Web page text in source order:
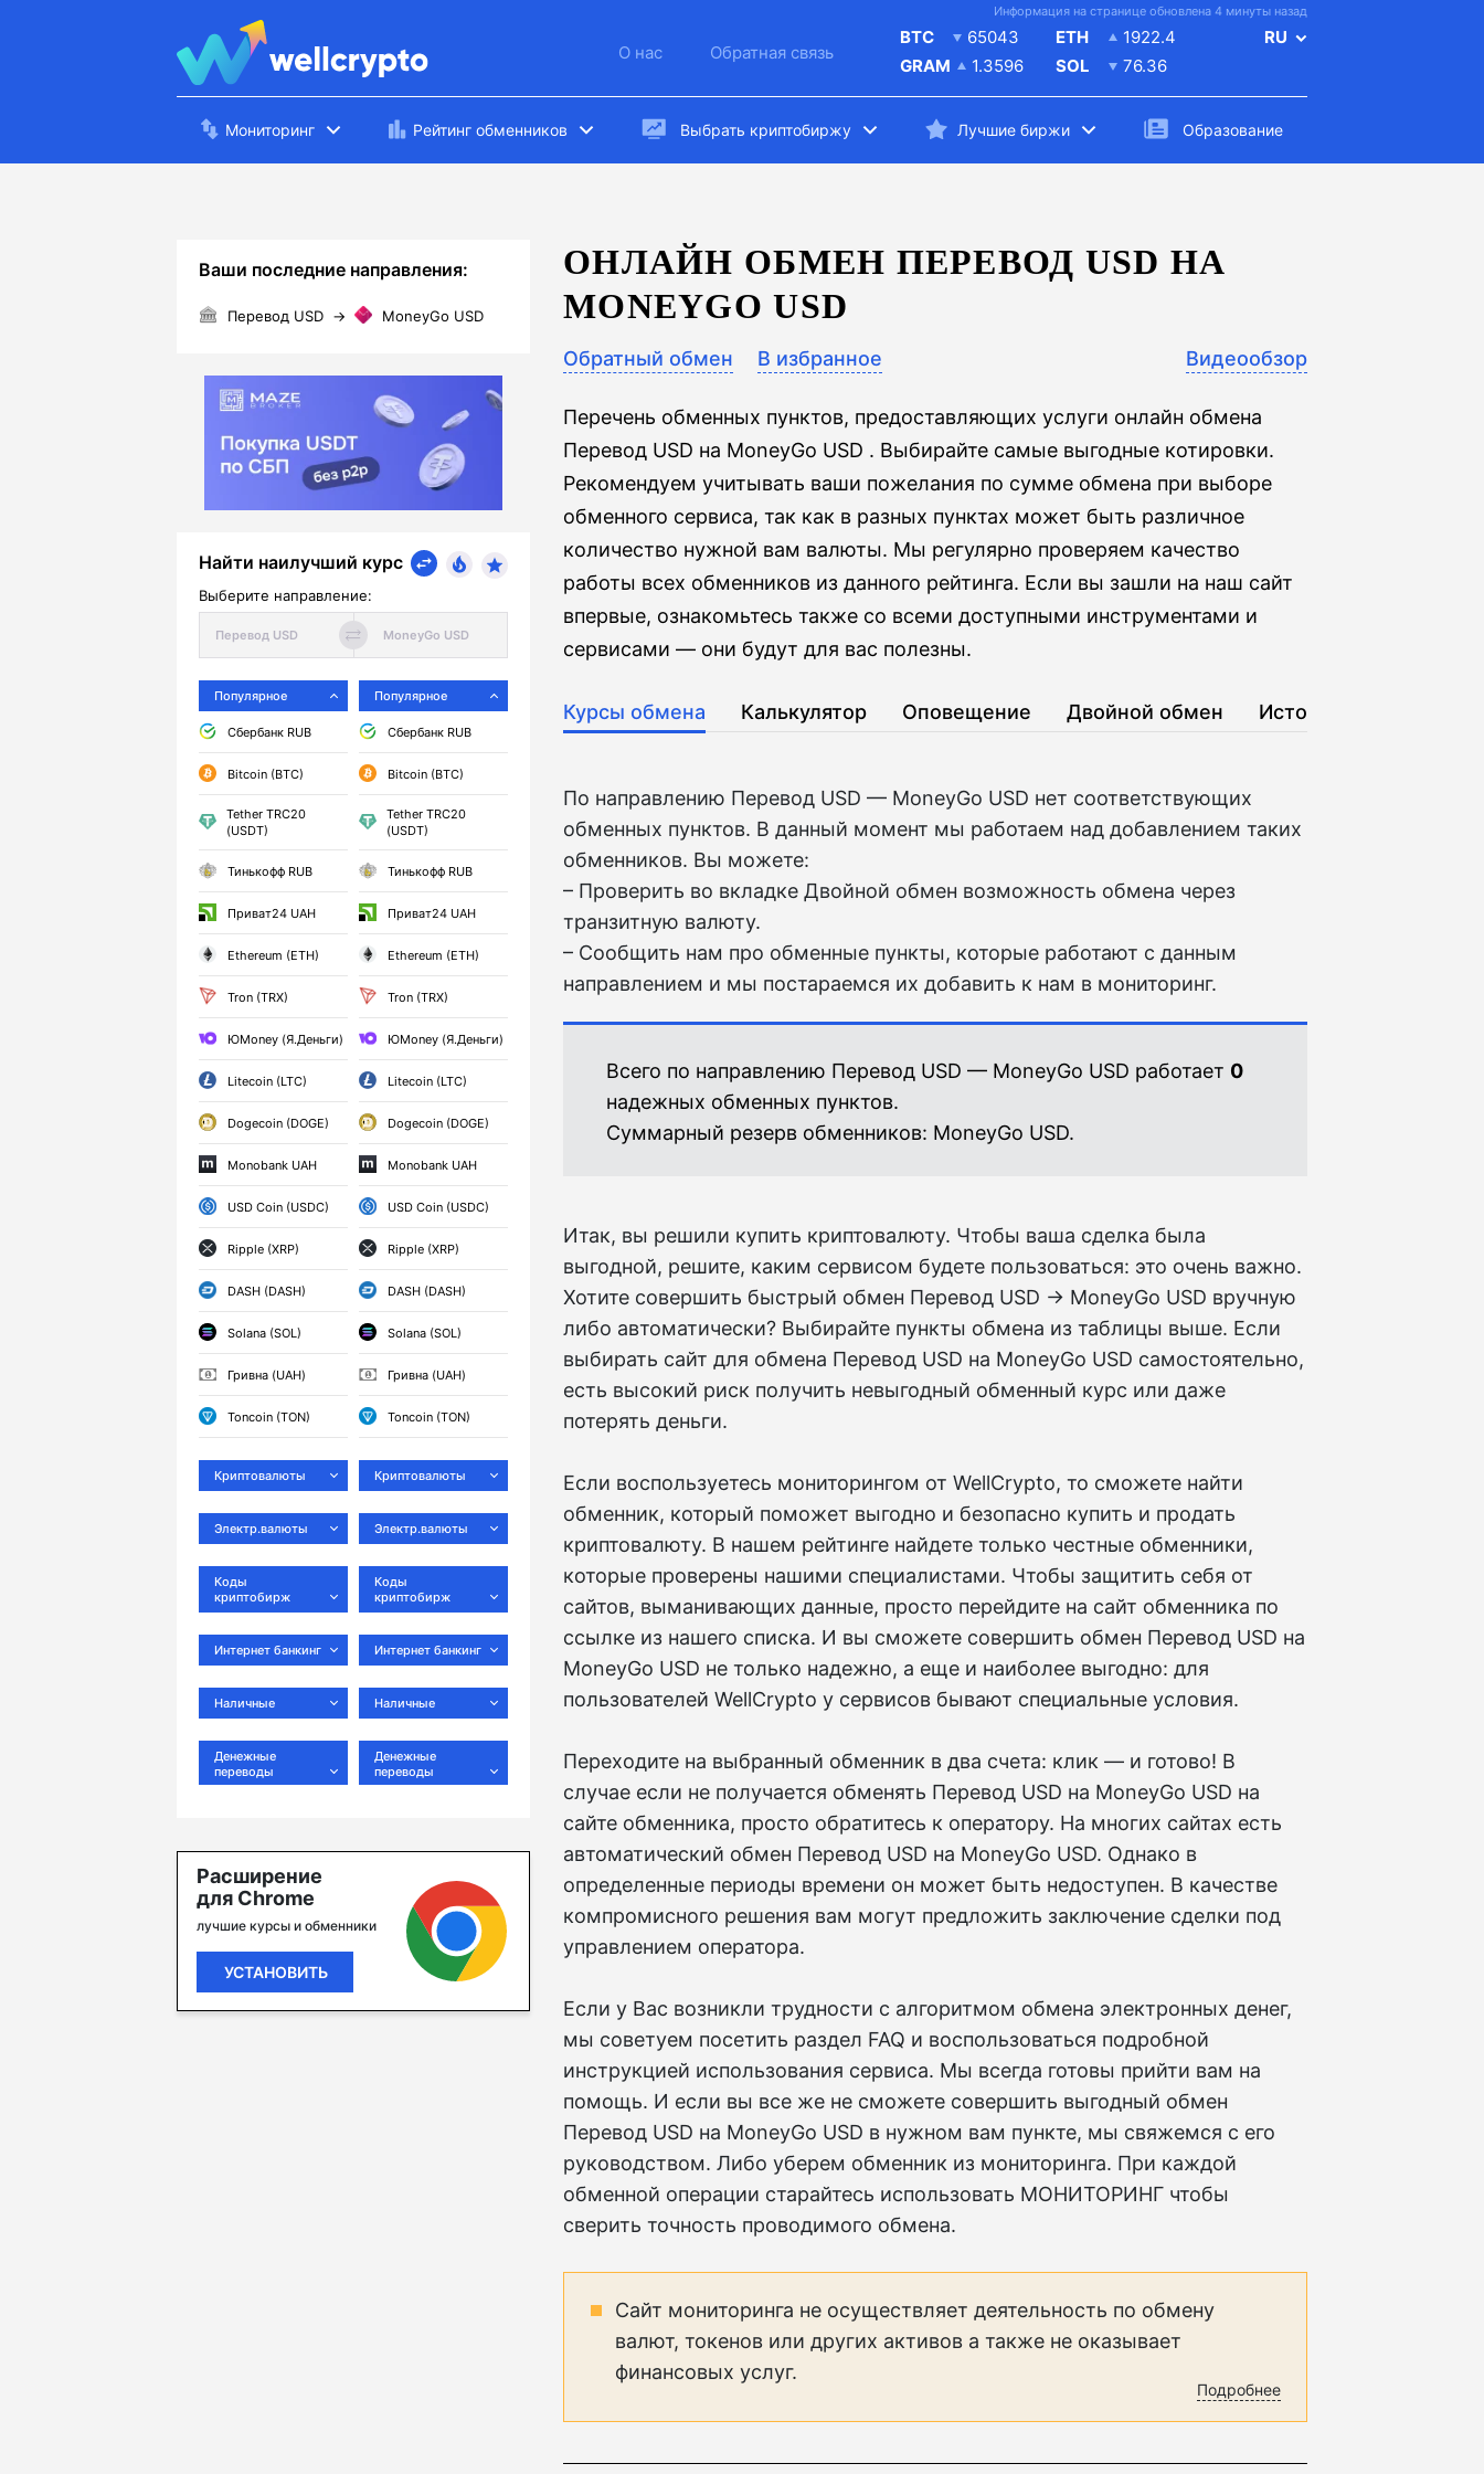
Информация на странице обновлена 4 минуты назад
О нас Обратная связь
BTC
65043
GRAM
1.3596
ETH
1922.4
SOL
76.36
RU
Мониторинг Рейтинг обменников Выбрать криптобиржу Лучшие биржи Образование
Ваши последние направления:
Перевод USD → MoneyGo USD
Найти наилучший курс
Выберите направление:
Популярное
Сбербанк RUB
Bitcoin (BTC)
Tether TRC20
(USDT)
Тинькофф RUB
Приват24 UAH
Ethereum (ETH)
Tron (TRX)
ЮMoney (Я.Деньги)
Litecoin (LTC)
Dogecoin (DOGE)
Monobank UAH
USD Coin (USDC)
Ripple (XRP)
DASH (DASH)
Solana (SOL)
Гривна (UAH)
Toncoin (TON)
Криптовалюты
Электр.валюты
Коды
криптобирж
Интернет банкинг
Наличные
Денежные
переводы
Популярное
Сбербанк RUB
Bitcoin (BTC)
Tether TRC20
(USDT)
Тинькофф RUB
Приват24 UAH
Ethereum (ETH)
Tron (TRX)
ЮMoney (Я.Деньги)
Litecoin (LTC)
Dogecoin (DOGE)
Monobank UAH
USD Coin (USDC)
Ripple (XRP)
DASH (DASH)
Solana (SOL)
Гривна (UAH)
Toncoin (TON)
Криптовалюты
Электр.валюты
Коды
криптобирж
Интернет банкинг
Наличные
Денежные
переводы
Расширение
для Chrome
лучшие курсы и обменники
УСТАНОВИТЬ
ОНЛАЙН ОБМЕН ПЕРЕВОД USD НА
MONEYGO USD
Обратный обмен В избранное Видеообзор
Перечень обменных пунктов, предоставляющих услуги онлайн обмена
Перевод USD на MoneyGo USD . Выбирайте самые выгодные котировки.
Рекомендуем учитывать ваши пожелания по сумме обмена при выборе
обменного сервиса, так как в разных пунктах может быть различное
количество нужной вам валюты. Мы регулярно проверяем качество
работы всех обменников из данного рейтинга. Если вы зашли на наш сайт
впервые, ознакомьтесь также со всеми доступными инструментами и
сервисами — они будут для вас полезны.
Курсы обмена Калькулятор Оповещение Двойной обмен История
По направлению Перевод USD — MoneyGo USD нет соответствующих
обменных пунктов. В данный момент мы работаем над добавлением таких
обменников. Вы можете:
– Проверить во вкладкe Двойной обмен возможность обмена через
транзитную валюту.
– Сообщить нам про обменные пункты, которые работают с данным
направлением и мы постараемся их добавить к нам в мониторинг.
Всего по направлению Перевод USD — MoneyGo USD работает 0
надежных обменных пунктов.
Суммарный резерв обменников: MoneyGo USD.
Итак, вы решили купить криптовалюту. Чтобы ваша сделка была
выгодной, решите, каким сервисом будете пользоваться: это очень важно.
Хотите совершить быстрый обмен Перевод USD → MoneyGo USD вручную
либо автоматически? Выбирайте пункты обмена из таблицы выше. Если
выбирать сайт для обмена Перевод USD на MoneyGo USD самостоятельно,
есть высокий риск получить невыгодный обменный курс или даже
потерять деньги.
Если воспользуетесь мониторингом от WellCrypto, то сможете найти
обменник, который поможет выгодно и безопасно купить и продать
криптовалюту. В нашем рейтинге найдете только честные обменники,
которые проверены нашими специалистами. Чтобы защитить себя от
сайтов, выманивающих данные, просто перейдите на сайт обменника по
ссылке из нашего списка. И вы сможете совершить обмен Перевод USD на
MoneyGo USD не только надежно, а еще и наиболее выгодно: для
пользователей WellCrypto у сервисов бывают специальные условия.
Переходите на выбранный обменник в два счета: клик — и готово! В
случае если не получается обменять Перевод USD на MoneyGo USD на
сайте обменника, просто обратитесь к оператору. На многих сайтах есть
автоматический обмен Перевод USD на MoneyGo USD. Однако в
определенные периоды времени он может быть недоступен. В качестве
компромисного решения вам могут предложить заключение сделки под
управлением оператора.
Если у Вас возникли трудности с алгоритмом обмена электронных денег,
мы советуем посетить раздел FAQ и воспользоваться подробной
инструкцией использования сервиса. Мы всегда готовы прийти вам на
помощь. И если вы все же не сможете совершить выгодный обмен
Перевод USD на MoneyGo USD в нужном вам пункте, мы свяжемся с его
руководством. Либо уберем обменник из мониторинга. При каждой
обменной операции старайтесь использовать МОНИТОРИНГ чтобы
сверить точность проводимого обмена.
Сайт мониторинга не осуществляет деятельность по обмену
валют, токенов или других активов а также не оказывает
финансовых услуг.
Подробнее